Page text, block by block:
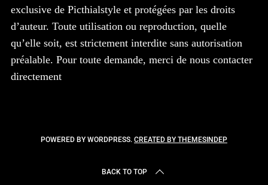
exclusive de Picthialstyle et protégées par les droits
d’auteur. Toute utilisation ou reproduction, quelle
qu’elle soit, est strictement interdite sans autorisation
préalable. Pour toute demande, merci de nous contacter
directement
POWERED BY WORDPRESS. CREATED BY THEMESINDEP
BACK TO TOP